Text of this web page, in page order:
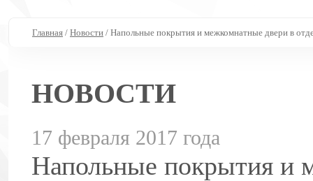
Главная / Новости / Напольные покрытия и межкомнатные двери в
НОВОСТИ
17 февраля 2017 года
Напольные покрытия и